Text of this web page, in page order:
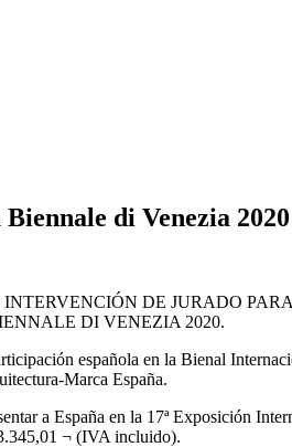
di Venezia 2020
DE JURADO
DI VENEZIA 2020.
española en la Bienal
Marca España.
a España en la 17ª Exposición
¬ (IVA incluido).